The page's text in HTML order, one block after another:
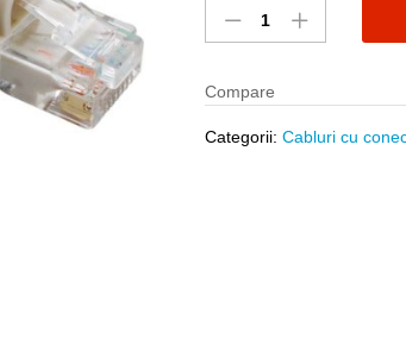
UTP
mufat
CAT6
flexibil
Compare
Categorii:Cabluri cu